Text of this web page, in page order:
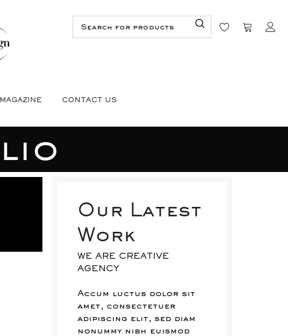
MAGAZINE CONTACT US
Our Latest
Work
WE ARE CREATIVE
AGENCY
Accum luctus dolor sit
amet, consectetuer
adipiscing elit, sed diam
nonummy nibh euismod